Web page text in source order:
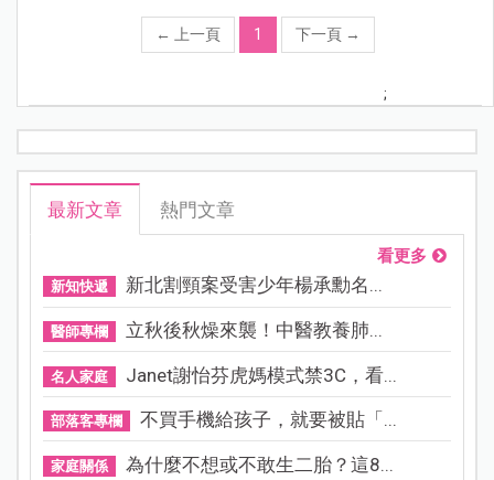
← 上一頁 1 下一頁 →
;
最新文章 熱門文章
看更多
新知快遞 新北割頸案受害少年楊承勳名...
醫師專欄 立秋後秋燥來襲！中醫教養肺...
名人家庭 Janet謝怡芬虎媽模式禁3C，看...
部落客專欄 不買手機給孩子，就要被貼「...
家庭關係 為什麼不想或不敢生二胎？這8...